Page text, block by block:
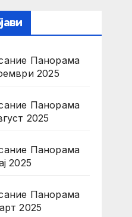
Панорама
2025
Панорама
2025
Панорама
2025
Панорама
2025